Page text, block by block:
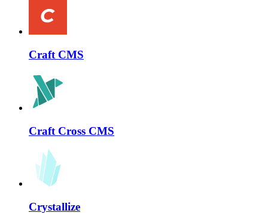
Craft CMS
Craft Cross CMS
Crystallize